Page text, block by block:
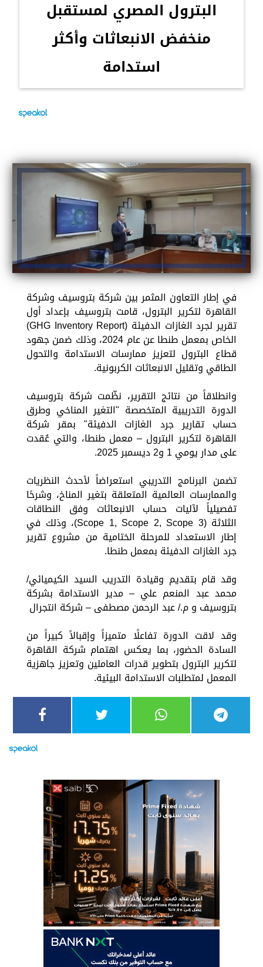
البترول المصري لمستقبل
منخفض الانبعاثات وأكثر
استدامة
في إطار التعاون المثمر بين شركة بتروسيف وشركة
القاهرة لتكرير البترول، قامت بتروسيف بإعداد أول
تقرير لجرد الغازات الدفيئة (GHG Inventory Report)
الخاص بمعمل طنطا عن عام 2024، وذلك ضمن جهود
قطاع البترول لتعزيز ممارسات الاستدامة والتحول
الطاقي وتقليل الانبعاثات الكربونية.
وانطلاقاً من نتائج التقرير، نظّمت شركة بتروسيف
الدورة التدريبية المتخصصة "التغير المناخي وطرق
حساب تقارير جرد الغازات الدفيئة" بمقر شركة
القاهرة لتكرير البترول – معمل طنطا، والتي عُقدت
على مدار يومي 1 و2 ديسمبر 2025.
تضمن البرنامج التدريبي استعراضاً لأحدث النظريات
والممارسات العالمية المتعلقة بتغير المناخ، وشرحًا
تفصيلياً لآليات حساب الانبعاثات وفق النطاقات
الثلاثة (Scope 1, Scope 2, Scope 3)، وذلك في
إطار الاستعداد للمرحلة الختامية من مشروع تقرير
جرد الغازات الدفيئة بمعمل طنطا.
وقد قام بتقديم وقيادة التدريب السيد الكيميائي/
محمد عبد المنعم علي – مدير الاستدامة بشركة
بتروسيف و م./ عبد الرحمن مصطفى – شركة انتجرال
وقد لاقت الدورة تفاعلًا متميزاً وإقبالاً كبيراً من
السادة الحضور، بما يعكس اهتمام شركة القاهرة
لتكرير البترول بتطوير قدرات العاملين وتعزيز جاهزية
المعمل لمتطلبات الاستدامة البيئية.